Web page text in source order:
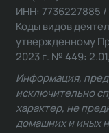
ИНН: 7736227885
Коды видов
утвержденному
2023 г. № 449: 2.01,
Информация,
исключительно
характер, не
домашних и иных